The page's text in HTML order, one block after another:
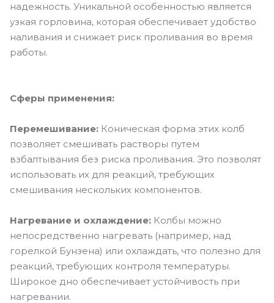
надежность. Уникальной особенностью является
узкая горловина, которая обеспечивает удобство
наливания и снижает риск проливания во время
работы.
Сферы применения:
Перемешивание: Коническая форма этих колб
позволяет смешивать растворы путем
взбалтывания без риска проливания. Это позволят
использовать их для реакций, требующих
смешивания нескольких компонентов.
Нагревание и охлаждение: Колбы можно
непосредственно нагревать (например, над
горелкой Бунзена) или охлаждать, что полезно для
реакций, требующих контроля температуры.
Широкое дно обеспечивает устойчивость при
нагревании.